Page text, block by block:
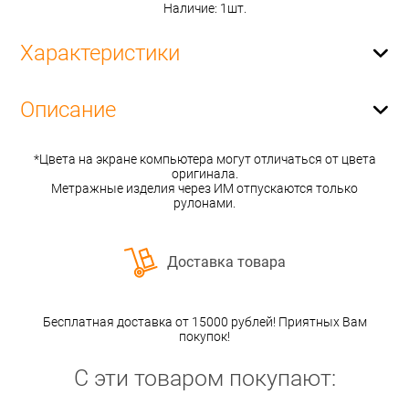
Наличие: 1шт.
Характеристики
Описание
*Цвета на экране компьютера могут отличаться от цвета
оригинала.
Метражные изделия через ИМ отпускаются только
рулонами.
Доставка товара
Бесплатная доставка от 15000 рублей! Приятных Вам
покупок!
С эти товаром покупают: